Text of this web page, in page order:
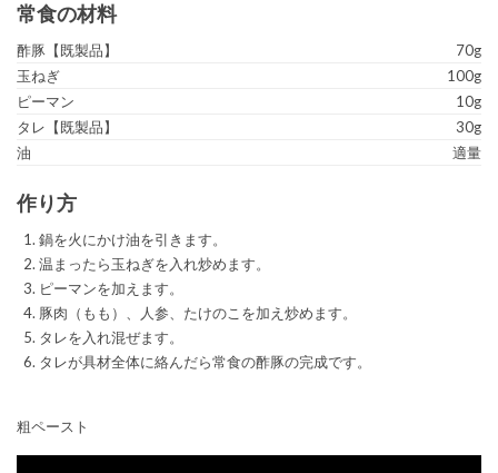
常食の材料
酢豚【既製品】
70g
玉ねぎ
100g
ピーマン
10g
タレ【既製品】
30g
油
適量
作り方
鍋を火にかけ油を引きます。
温まったら玉ねぎを入れ炒めます。
ピーマンを加えます。
豚肉（もも）、人参、たけのこを加え炒めます。
タレを入れ混ぜます。
タレが具材全体に絡んだら常食の酢豚の完成です。
粗ペースト